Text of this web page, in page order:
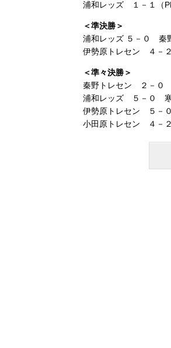
浦和レッズ １－１（
＜準決勝＞
浦和レッズ ５－０ 秦
伊勢原トレセン ４－
＜準々決勝＞
秦野トレセン ２－０
浦和レッズ ５－０ 寒
伊勢原トレセン ５－
小田原トレセン ４－